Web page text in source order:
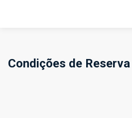
Condições de Reserva